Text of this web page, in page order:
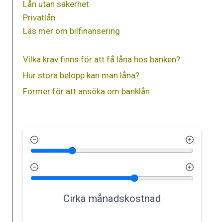
Lån utan säkerhet
Privatlån
Läs mer om bilfinansering
Vilka krav finns för att få låna hos banken?
Hur stora belopp kan man låna?
Former för att ansöka om banklån
Cirka månadskostnad